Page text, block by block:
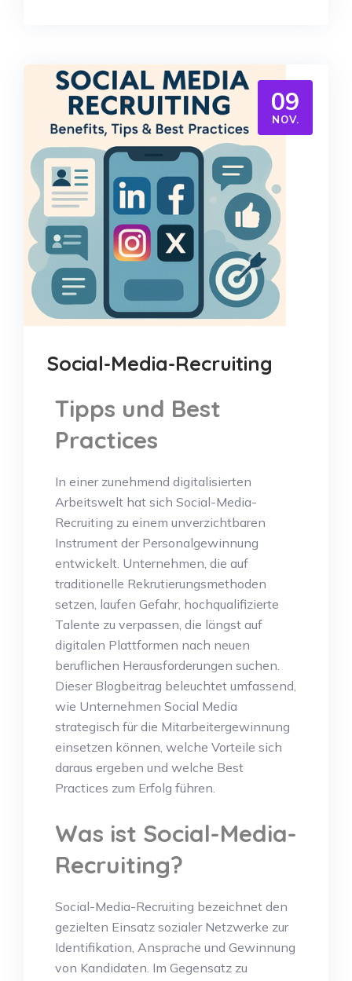
09
NOV.
Social-Media-Recruiting
Tipps und Best
Practices
In einer zunehmend digitalisierten
Arbeitswelt hat sich Social-Media-
Recruiting zu einem unverzichtbaren
Instrument der Personalgewinnung
entwickelt. Unternehmen, die auf
traditionelle Rekrutierungsmethoden
setzen, laufen Gefahr, hochqualifizierte
Talente zu verpassen, die längst auf
digitalen Plattformen nach neuen
beruflichen Herausforderungen suchen.
Dieser Blogbeitrag beleuchtet umfassend,
wie Unternehmen Social Media
strategisch für die Mitarbeitergewinnung
einsetzen können, welche Vorteile sich
daraus ergeben und welche Best
Practices zum Erfolg führen.
Was ist Social-Media-
Recruiting?
Social-Media-Recruiting bezeichnet den
gezielten Einsatz sozialer Netzwerke zur
Identifikation, Ansprache und Gewinnung
von Kandidaten. Im Gegensatz zu